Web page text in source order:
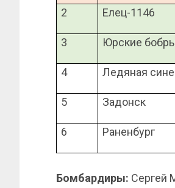
2 Елец-1146
3 Юрские
4 Ледяная
5 Задонск
6 Раненбург
Бомбардиры: Сергей